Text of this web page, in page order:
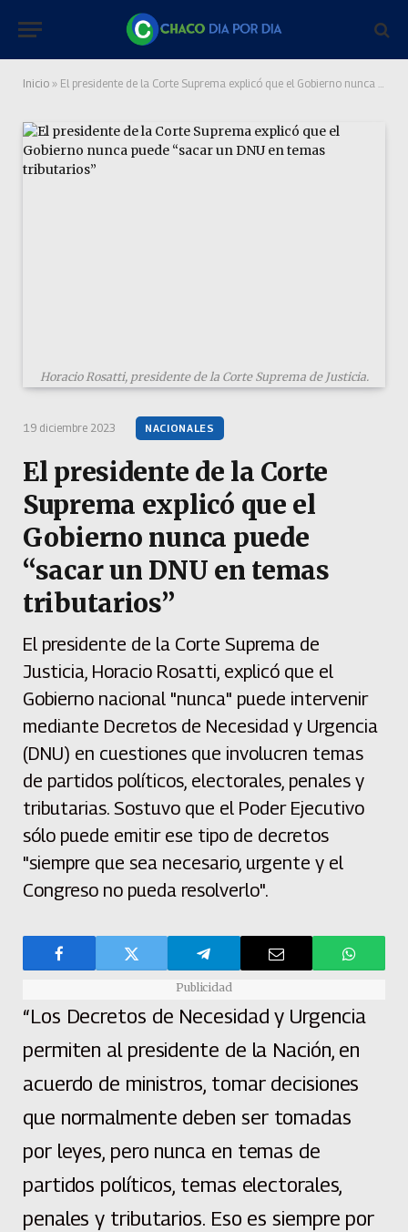
Inicio » El presidente de la Corte Suprema explicó que el Gobierno nunca puede “sacar un DNU en temas tributarios”
19 diciembre 2023 NACIONALES
El presidente de la Corte
Suprema explicó que el
Gobierno nunca puede
“sacar un DNU en temas
tributarios”
El presidente de la Corte Suprema de
Justicia, Horacio Rosatti, explicó que el
Gobierno nacional "nunca" puede intervenir
mediante Decretos de Necesidad y Urgencia
(DNU) en cuestiones que involucren temas
de partidos políticos, electorales, penales y
tributarias. Sostuvo que el Poder Ejecutivo
sólo puede emitir ese tipo de decretos
"siempre que sea necesario, urgente y el
Congreso no pueda resolverlo".
Horacio Rosatti, presidente de la Corte Suprema de Justicia.
Publicidad
“Los Decretos de Necesidad y Urgencia
permiten al presidente de la Nación, en
acuerdo de ministros, tomar decisiones
que normalmente deben ser tomadas
por leyes, pero nunca en temas de
partidos políticos, temas electorales,
penales y tributarios. Eso es siempre por